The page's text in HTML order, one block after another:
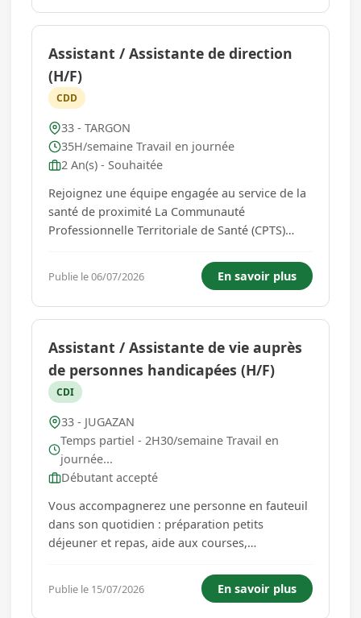
saisonnalité. Vous serez en...
Assistant / Assistante de direction
(H/F)
CDD
33 - TARGON
35H/semaine Travail en journée
2 An(s) - Souhaitée
Rejoignez une équipe engagée au service de la
santé de proximité La Communauté
Professionnelle Territoriale de Santé (CPTS)
d'accompagner son développement et la mise
en œuvre de ses projets au service des
professionnels de santé et de la populat...
Publie le 06/07/2026 En savoir plus
Assistant / Assistante de vie auprès
de personnes handicapées (H/F)
CDI
33 - JUGAZAN
Temps partiel - 2H30/semaine Travail en
journée...
Débutant accepté
Vous accompagnerez une personne en fauteuil
dans son quotidien : préparation petits
déjeuner et repas, aide aux courses,
lave linge, réfection du lit, nettoyage salle de
bain et sanitaires après le passage de
Publie le 15/07/2026 En savoir plus